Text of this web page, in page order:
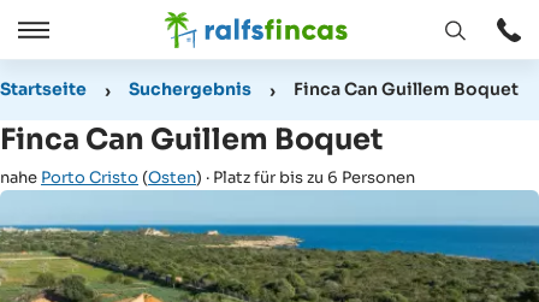
Öffnen
Schließen
Fenster
Startseite Suchergebnis Finca Can Guillem Boquet
Finca Can Guillem Boquet
nahe Porto Cristo (Osten) · Platz für bis zu 6 Personen